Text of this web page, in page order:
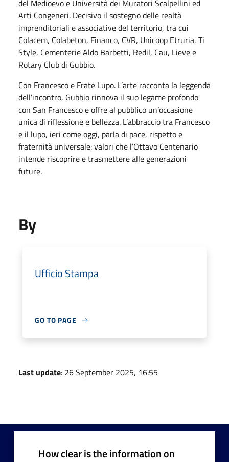
del Medioevo e Università dei Muratori Scalpellini ed
Arti Congeneri. Decisivo il sostegno delle realtà
imprenditoriali e associative del territorio, tra cui
Colacem, Colabeton, Financo, CVR, Unicoop Etruria, Ti
Style, Cementerie Aldo Barbetti, Redil, Cau, Lieve e
Rotary Club di Gubbio.
Con Francesco e Frate Lupo. L’arte racconta la leggenda
dell’incontro, Gubbio rinnova il suo legame profondo
con San Francesco e offre al pubblico un’occasione
unica di riflessione e bellezza. L’abbraccio tra Francesco
e il lupo, ieri come oggi, parla di pace, rispetto e
fraternità universale: valori che l’Ottavo Centenario
intende riscoprire e trasmettere alle generazioni
future.
By
Ufficio Stampa
GO TO PAGE
Last update: 26 September 2025, 16:55
How clear is the information on